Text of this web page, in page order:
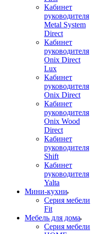
Кабинет
руководителя
Metal System
Direct
Кабинет
руководителя
Onix Direct
Lux
Кабинет
руководителя
Onix Direct
Кабинет
руководителя
Onix Wood
Direct
Кабинет
руководителя
Shift
Кабинет
руководителя
Yalta
Мини-кухни
Серия мебели
Fit
Мебель для дома
Серия мебели